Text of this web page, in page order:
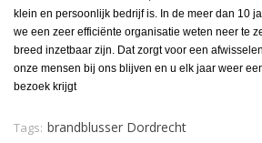
klein en persoonlijk bedrijf is. In de meer dan 10
we een zeer efficiënte organisatie weten neer te
breed inzetbaar zijn. Dat zorgt voor een
onze mensen bij ons blijven en u elk jaar weer
bezoek krijgt
Tags: brandblusser Dordrecht